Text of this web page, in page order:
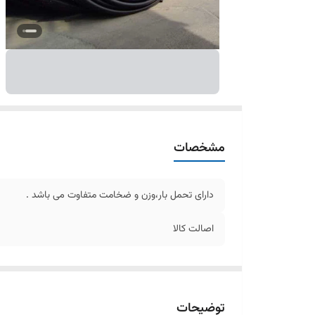
مشخصات
دارای تحمل بار،وزن و ضخامت متفاوت می باشد .
اصالت کالا
توضیحات